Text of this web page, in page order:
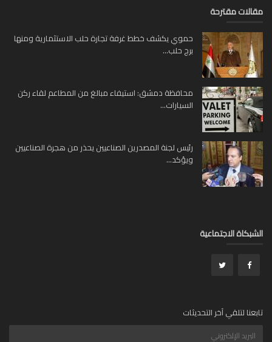
مقترحة
حموي يكشف خطط غرفة تجارة حلب الاستثمارية ومنها
برج حلب...
محافظة دمشق: استيفاء مبالغ من المطاعم لقاء ركن
السيارات...
رئيس لجنة المصدرين الصناعيين يحذر من هجرة الصناعيين
ويؤكد...
الاجتماعية
لتلقي آخر التحديثات